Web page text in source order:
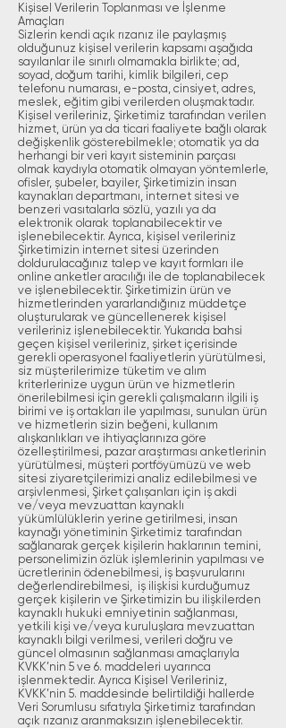
Kişisel Verilerin Toplanması ve İşlenme
Amaçları
Sizlerin kendi açık rızanız ile paylaşmış
olduğunuz kişisel verilerin kapsamı aşağıda
sayılanlar ile sınırlı olmamakla birlikte; ad,
soyad, doğum tarihi, kimlik bilgileri, cep
telefonu numarası, e-posta, cinsiyet, adres,
meslek, eğitim gibi verilerden oluşmaktadır.
Kişisel verileriniz, Şirketimiz tarafından verilen
hizmet, ürün ya da ticari faaliyete bağlı olarak
değişkenlik gösterebilmekle; otomatik ya da
herhangi bir veri kayıt sisteminin parçası
olmak kaydıyla otomatik olmayan yöntemlerle,
ofisler, şubeler, bayiler, Şirketimizin insan
kaynakları departmanı, internet sitesi ve
benzeri vasıtalarla sözlü, yazılı ya da
elektronik olarak toplanabilecektir ve
işlenebilecektir. Ayrıca, kişisel verileriniz
Şirketimizin internet sitesi üzerinden
doldurulacağınız talep ve kayıt formları ile
online anketler aracılığı ile de toplanabilecek
ve işlenebilecektir. Şirketimizin ürün ve
hizmetlerinden yararlandığınız müddetçe
oluşturularak ve güncellenerek kişisel
verileriniz işlenebilecektir. Yukarıda bahsi
geçen kişisel verileriniz, şirket içerisinde
gerekli operasyonel faaliyetlerin yürütülmesi,
siz müşterilerimize tüketim ve alım
kriterlerinize uygun ürün ve hizmetlerin
önerilebilmesi için gerekli çalışmaların ilgili iş
birimi ve iş ortakları ile yapılması, sunulan ürün
ve hizmetlerin sizin beğeni, kullanım
alışkanlıkları ve ihtiyaçlarınıza göre
özelleştirilmesi, pazar araştırması anketlerinin
yürütülmesi, müşteri portföyümüzü ve web
sitesi ziyaretçilerimizi analiz edilebilmesi ve
arşivlenmesi, Şirket çalışanları için iş akdi
ve/veya mevzuattan kaynaklı
yükümlülüklerin yerine getirilmesi, insan
kaynağı yönetiminin Şirketimiz tarafından
sağlanarak gerçek kişilerin haklarının temini,
personelimizin özlük işlemlerinin yapılması ve
ücretlerinin ödenebilmesi, iş başvurularını
değerlendirebilmesi, iş ilişkisi kurduğumuz
gerçek kişilerin ve Şirketimizin bu ilişkilerden
kaynaklı hukuki emniyetinin sağlanması,
yetkili kişi ve/veya kuruluşlara mevzuattan
kaynaklı bilgi verilmesi, verileri doğru ve
güncel olmasının sağlanması amaçlarıyla
KVKK’nin 5 ve 6. maddeleri uyarınca
işlenmektedir. Ayrıca Kişisel Verileriniz,
KVKK’nin 5. maddesinde belirtildiği hallerde
Veri Sorumlusu sıfatıyla Şirketimiz tarafından
açık rızanız aranmaksızın işlenebilecektir.